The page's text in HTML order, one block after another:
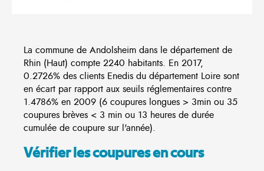
La commune de Andolsheim dans le département de
Rhin (Haut) compte 2240 habitants. En 2017,
0.2726% des clients Enedis du département Loire sont
en écart par rapport aux seuils réglementaires contre
1.4786% en 2009 (6 coupures longues > 3min ou 35
coupures brèves < 3 min ou 13 heures de durée
cumulée de coupure sur l'année).
Vérifier les coupures en cours